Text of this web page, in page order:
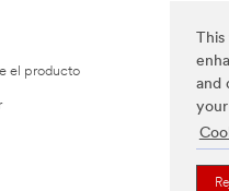
and
el producto